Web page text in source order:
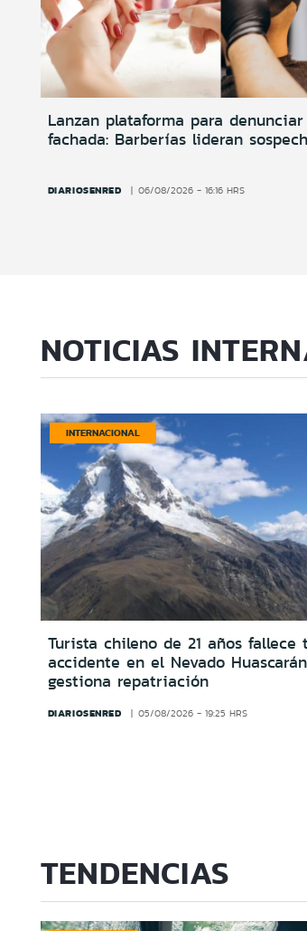
Lanzan plataforma para
fachada: Barberías lideran
DIARIOSENRED 06/08/2026 - 16:16 HRS
NOTICIAS
INTERNACIONAL
Turista chileno de 21 años fallece
accidente en el Nevado
gestiona repatriación
DIARIOSENRED 05/08/2026 - 19:25 HRS
TENDENCIAS